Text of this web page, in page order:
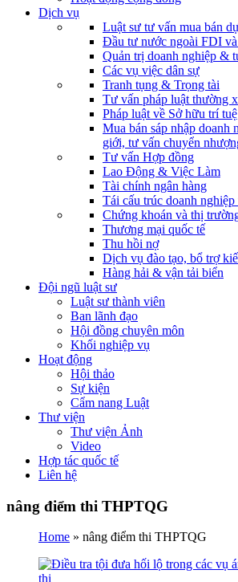
Dịch vụ
Luật sư tư vấn mua bán
Đầu tư nước ngoài FDI
Quản trị doanh nghiệp &
Các vụ việc dân sự
Tranh tụng & Trọng tài
Tư vấn pháp luật thường
Pháp luật về Sở hữu trí tuệ
Mua bán sáp nhập
giới, tư vấn chuyển
Tư vấn Hợp đồng
Lao Động & Việc Làm
Tài chính ngân hàng
Tái cấu trúc doanh nghiệp
Chứng khoán và thị
Thương mại quốc tế
Thu hồi nợ
Dịch vụ đào tạo, bổ trợ
Hàng hải & vận tải biển
Đội ngũ luật sư
Luật sư thành viên
Ban lãnh đạo
Hội đồng chuyên môn
Khối nghiệp vụ
Hoạt động
Hội thảo
Sự kiện
Cẩm nang Luật
Thư viện
Thư viện Ảnh
Video
Hợp tác quốc tế
Liên hệ
nâng điểm thi THPTQG
Home » nâng điểm thi THPTQG